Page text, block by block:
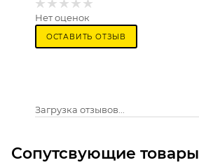
Нет оценок
ОСТАВИТЬ ОТЗЫВ
Загрузка отзывов...
Сопутсвующие товары